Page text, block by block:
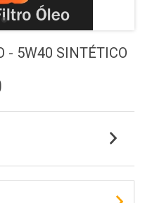
- 5W40 SINTÉTICO